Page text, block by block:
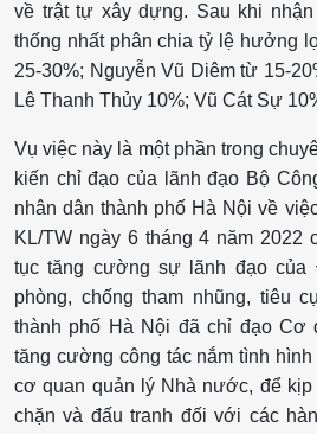
về trật tự xây dựng. Sau khi
thống nhất phân chia tỷ lệ hưởng
25-30%; Nguyễn Vũ Diêm từ 15-
Lê Thanh Thủy 10%; Vũ Cát Sự
Vụ việc này là một phần trong
kiến chỉ đạo của lãnh đạo Bộ
nhân dân thành phố Hà Nội về
KL/TW ngày 6 tháng 4 năm 2022
tục tăng cường sự lãnh đạo
phòng, chống tham nhũng, tiêu
thành phố Hà Nội đã chỉ đạo Cơ
tăng cường công tác nắm tình
cơ quan quản lý Nhà nước, để
chặn và đấu tranh đối với các